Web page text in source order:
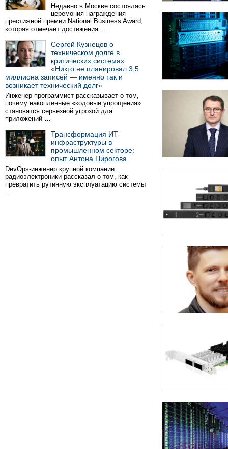
Недавно в Москве состоялась
церемония награждения
престижной премии National Business Award,
которая отмечает достижения …
Сергей Кузнецов о
техническом долге в
критических системах:
«Никто не планировал 3,5
миллиона записей — именно так и
возникает технический долг»
Инженер-программист рассказывает о том,
почему накопленные «кодовые упрощения»
становятся серьезной угрозой для
приложений …
Трансформация ИТ-
инфраструктуры в
промышленном секторе:
опыт Антона Пирогова
DevOps-инженер крупной компании
радиоэлектроники рассказал о том, как
превратить рутинную эксплуатацию системы
…